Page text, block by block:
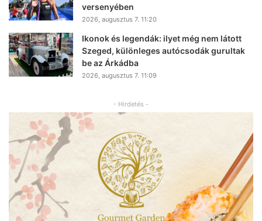
versenyében
2026, augusztus 7. 11:20
Ikonok és legendák: ilyet még nem látott
Szeged, különleges autócsodák gurultak
be az Árkádba
2026, augusztus 7. 11:09
- Hirdetés -